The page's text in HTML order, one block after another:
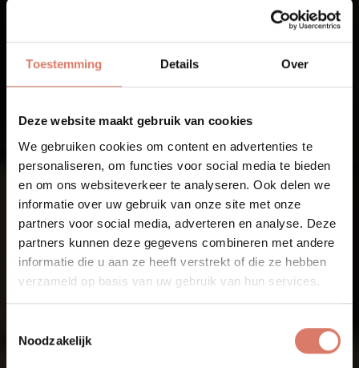
Toestemming Details Over
Deze website maakt gebruik van cookies
We gebruiken cookies om content en advertenties te
personaliseren, om functies voor social media te bieden
en om ons websiteverkeer te analyseren. Ook delen we
informatie over uw gebruik van onze site met onze
partners voor social media, adverteren en analyse. Deze
partners kunnen deze gegevens combineren met andere
informatie die u aan ze heeft verstrekt of die ze hebben
verzameld op basis van uw gebruik van hun services.
Noodzakelijk